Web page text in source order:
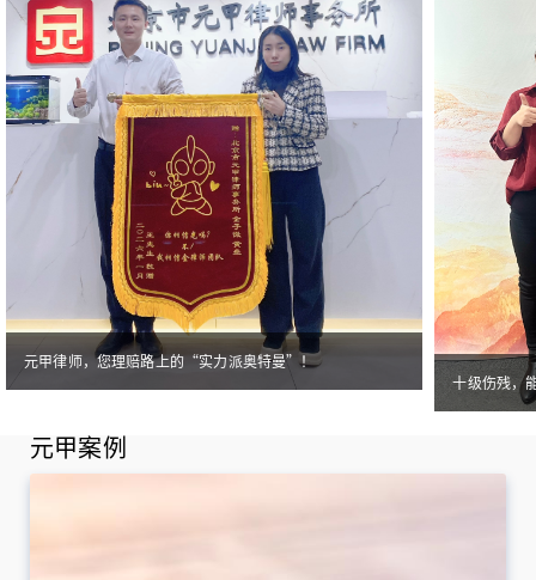
元甲律师，您理赔路上的“实力派奥特曼”！
十级伤残，
元甲案例